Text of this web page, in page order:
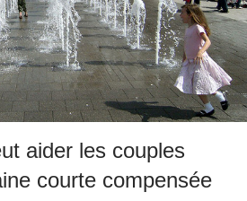
aider les couples
courte compensée